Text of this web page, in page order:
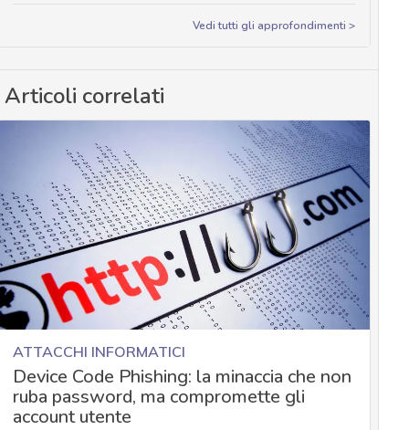
Vedi tutti gli approfondimenti >
Articoli correlati
ATTACCHI INFORMATICI
Device Code Phishing: la minaccia che non
ruba password, ma compromette gli
account utente